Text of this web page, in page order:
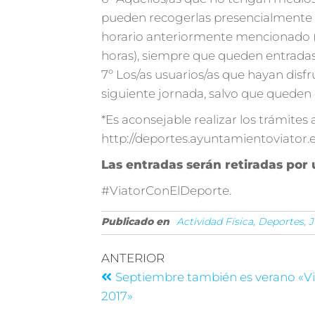
pueden recogerlas
horario anteriormente mencionado
horas), siempre que queden
7º Los/as usuarios/as que hayan
siguiente jornada, salvo que
*Es aconsejable realizar los trámites
http://
Las entradas serán retiradas por
#ViatorConElDeporte.
Publicado en Actividad Física, Deportes,
ANTERIOR
Septiembre también es verano
2017»